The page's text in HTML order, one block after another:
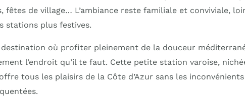
fêtes de village… L’ambiance reste familiale et conviviale,
stations plus festives.
où profiter pleinement de la douceur
l’endroit qu’il te faut. Cette petite station varoise,
tous les plaisirs de la Côte d’Azur sans les